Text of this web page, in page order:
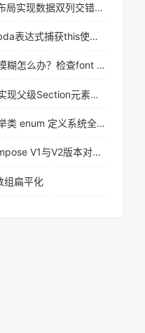
如何用Flex布局实现数据双列交错排列并自动换行？
C++11 lambda表达式捕获this使用方法
CSS字体太模糊怎么办？检查font weight与抗锯齿设置能解决吗
如何用CSS实现父级Section元素的奇偶样式
怎么利用枚举类 enum 定义系统全局统一的状态码与描述信息
Docker Compose V1与V2版本对比：从docker-compose到docker compose的迁移指南
组扁平化